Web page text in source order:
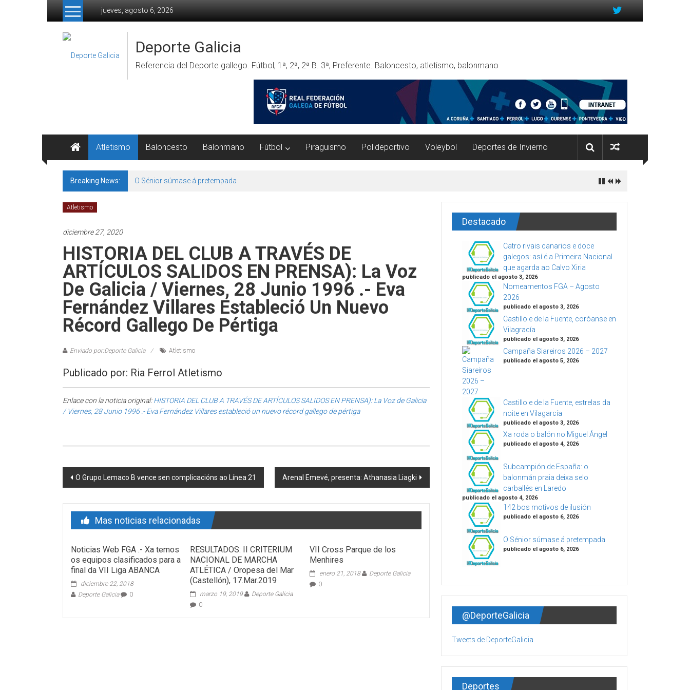
Skip to content
jueves, agosto 6, 2026
Deporte Galicia
Referencia del Deporte gallego. Fútbol, 1ª, 2ª, 2ª B. 3ª, Preferente. Baloncesto, atletismo, balonmano
Atletismo Baloncesto Balonmano Fútbol Piragüismo Polideportivo Voleybol Deportes de Invierno
Breaking News: O Sénior súmase á pretempada
Atletismo
diciembre 27, 2020
HISTORIA DEL CLUB A TRAVÉS DE
ARTÍCULOS SALIDOS EN PRENSA): La Voz
De Galicia / Viernes, 28 Junio 1996 .- Eva
Fernández Villares Estableció Un Nuevo
Récord Gallego De Pértiga
Enviado por:Deporte Galicia Atletismo
Publicado por: Ria Ferrol Atletismo
Enlace con la noticia original:HISTORIA DEL CLUB A TRAVÉS DE ARTÍCULOS SALIDOS EN PRENSA): La Voz de Galicia
/ Viernes, 28 Junio 1996 .- Eva Fernández Villares estableció un nuevo récord gallego de pértiga
Post navigation
O Grupo Lemaco B vence sen complicacións ao Línea 21 Arenal Emevé, presenta: Athanasia Liagki
Mas noticias relacionadas
Noticias Web FGA .- Xa temos
os equipos clasificados para a
final da VII Liga ABANCA
diciembre 22, 2018
Deporte Galicia
0
RESULTADOS: II CRITERIUM
NACIONAL DE MARCHA
ATLÉTICA / Oropesa del Mar
(Castellón), 17.Mar.2019
marzo 19, 2019
Deporte Galicia
0
VII Cross Parque de los
Menhires
enero 21, 2018
Deporte Galicia
0
Destacado
Catro rivais canarios e doce
galegos: así é a Primeira Nacional
que agarda ao Calvo Xiria
publicado el agosto 3, 2026
Nomeamentos FGA – Agosto
2026
publicado el agosto 3, 2026
Castillo e de la Fuente, coróanse en
Vilagracía
publicado el agosto 3, 2026
Campaña Siareiros 2026 – 2027
publicado el agosto 5, 2026
Castillo e de la Fuente, estrelas da
noite en Vilagarcía
publicado el agosto 3, 2026
Xa roda o balón no Miguel Ángel
publicado el agosto 4, 2026
Subcampión de España: o
balonmán praia deixa selo
carballés en Laredo
publicado el agosto 4, 2026
142 bos motivos de ilusión
publicado el agosto 6, 2026
O Sénior súmase á pretempada
publicado el agosto 6, 2026
@DeporteGalicia
Tweets de DeporteGalicia
Deportes